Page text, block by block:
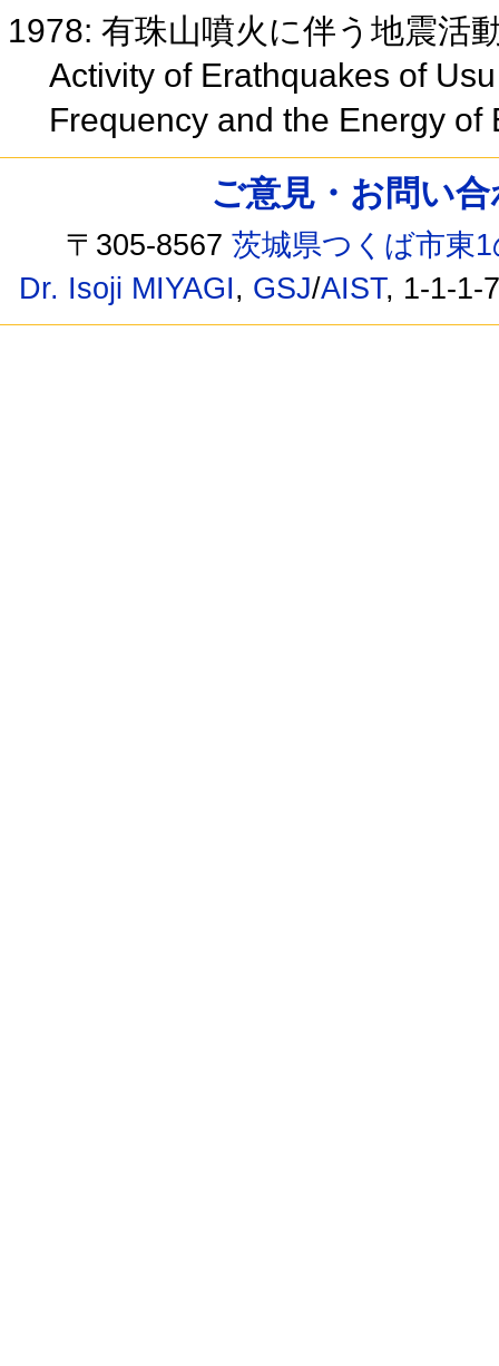
1978: 有珠山噴火に伴う地震活
Activity of Erathquakes of
Frequency and the Energy
ご意見・お問い
〒305-8567茨城県つくば市東
Dr. Isoji MIYAGI, GSJ/AIST, 1-1-1-